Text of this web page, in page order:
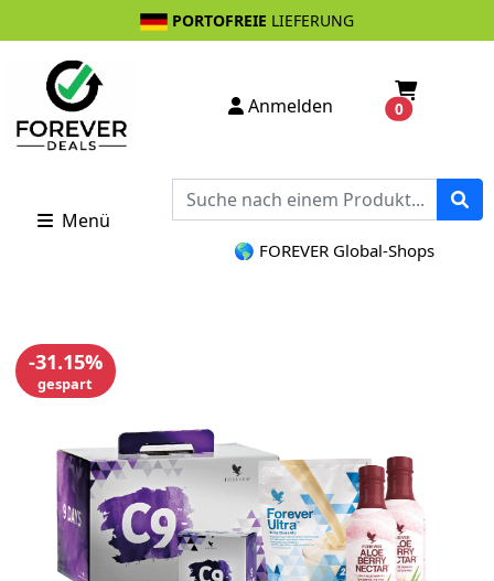
PORTOFREIE LIEFERUNG
Anmelden 0
Menü
🌎 FOREVER Global-Shops
-31.15%
gespart